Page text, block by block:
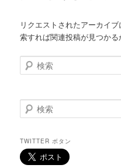
リクエストされたアーカイ
索すれば関連投稿が見つかる
検
索
検
索
TWITTER ボタン